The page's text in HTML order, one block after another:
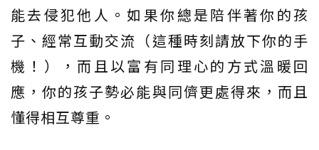
能去侵犯他人。如果你總是陪伴著你的孩
子、經常互動交流（這種時刻請放下你的手
機！），而且以富有同理心的方式溫暖回
應，你的孩子勢必能與同儕更處得來，而且
懂得相互尊重。